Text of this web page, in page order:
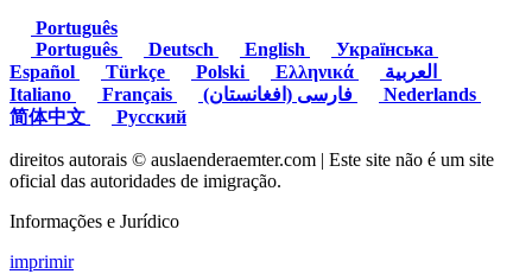
Português
Português
Deutsch English
Українська
Español
Türkçe Polski Ελληνικά
Italiano
Français
Nederlands
简体中文
Русский
direitos autorais © auslaenderaemter.com | Este site não é um site
oficial das autoridades de imigração.
Informações e Jurídico
imprimir